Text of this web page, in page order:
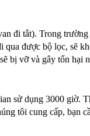
đi tắt). Trong
được bộ lọc, sẽ
bị vỡ và gây tổn hại
sử dụng 3000 giờ.
tôi cung cấp, bạn